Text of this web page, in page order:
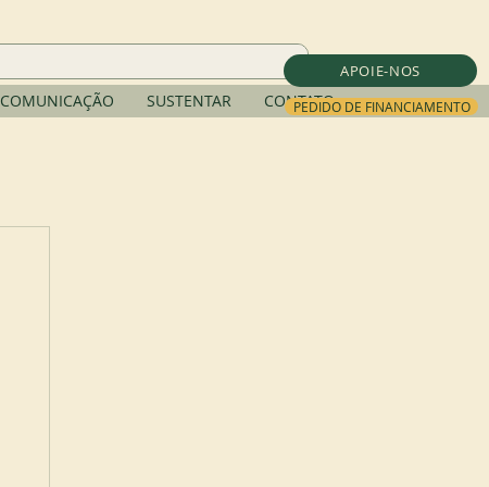
APOIE-NOS
PEDIDO DE FINANCIAMENTO
COMUNICAÇÃO SUSTENTAR CONTATO